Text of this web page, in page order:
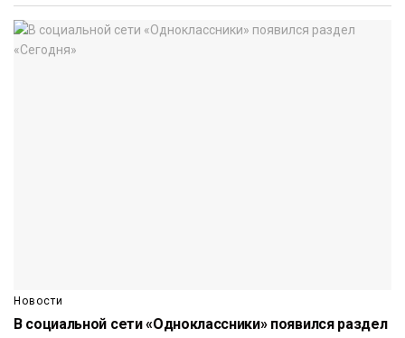
Новости
В социальной сети «Одноклассники» появился раздел